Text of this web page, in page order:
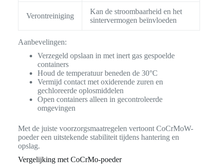
Verontreiniging
Kan de stroombaarheid en het
sintervermogen beïnvloeden
Aanbevelingen:
Verzegeld opslaan in met inert gas gespoelde
containers
Houd de temperatuur beneden de 30°C
Vermijd contact met oxiderende zuren en
gechloreerde oplosmiddelen
Open containers alleen in gecontroleerde
omgevingen
Met de juiste voorzorgsmaatregelen vertoont CoCrMoW-
poeder een uitstekende stabiliteit tijdens hantering en
opslag.
Vergelijking met CoCrMo-poeder